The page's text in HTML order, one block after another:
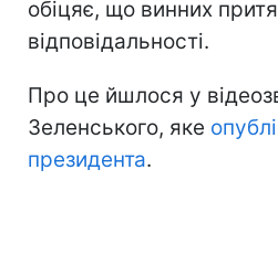
обіцяє, що винних
відповідальності.
Про це йшлося у
Зеленського, яке
президента.